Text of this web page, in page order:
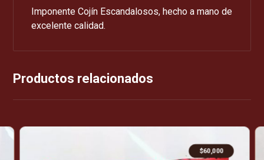
Imponente Cojín Escandalosos, hecho a mano de
excelente calidad.
Productos relacionados
$60,000